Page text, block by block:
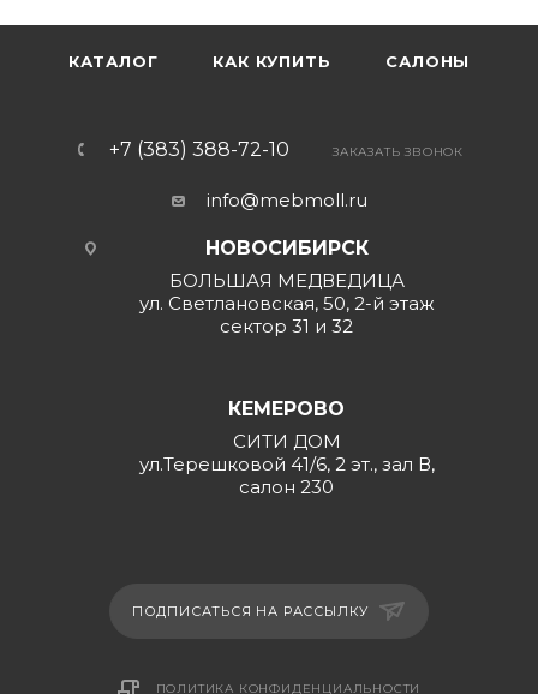
КАТАЛОГ КАК КУПИТЬ САЛОНЫ
+7 (383) 388-72-10 ЗАКАЗАТЬ ЗВОНОК
info@mebmoll.ru
НОВОСИБИРСК
БОЛЬШАЯ МЕДВЕДИЦА
ул. Светлановская, 50, 2-й этаж
сектор 31 и 32
КЕМЕРОВО
СИТИ ДОМ
ул.Терешковой 41/6, 2 эт., зал В,
салон 230
ПОДПИСАТЬСЯ НА РАССЫЛКУ
ПОЛИТИКА КОНФИДЕНЦИАЛЬНОСТИ